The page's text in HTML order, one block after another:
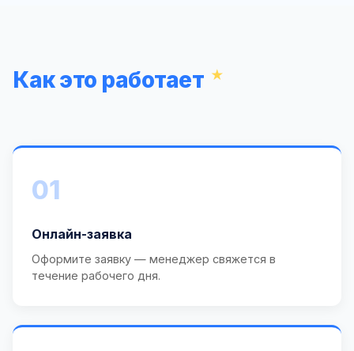
Как это работает
01
Онлайн-заявка
Оформите заявку — менеджер свяжется в
течение рабочего дня.